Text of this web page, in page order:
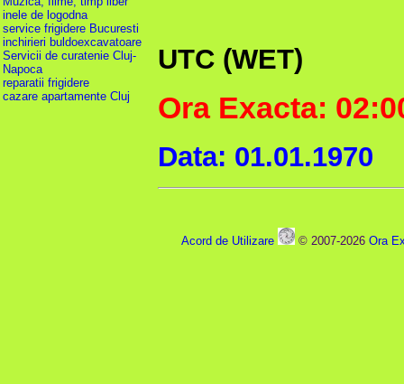
inele de logodna
service frigidere Bucuresti
inchirieri buldoexcavatoare
Servicii de curatenie Cluj-
Napoca
reparatii frigidere
cazare apartamente Cluj
UTC (WET)
Ora Exacta:
Data: 01.01.1970
Acord de Utilizare © 2007-2026 Ora